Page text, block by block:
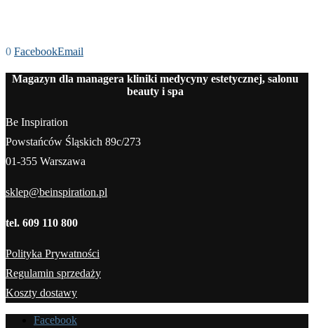
0 FacebookEmail
Magazyn dla managera kliniki medycyny estetycznej, salonu
beauty i spa
Be Inspiration
Powstańców Śląskich 89c/273
01-355 Warszawa
sklep@beinspiration.pl
tel. 609 110 800
Polityka Prywatności
Regulamin sprzedaży
Koszty dostawy
Facebook